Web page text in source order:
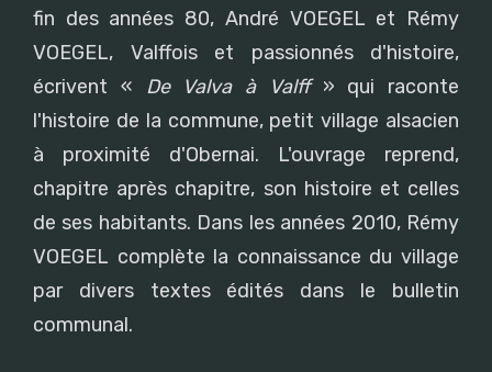
fin des années 80, André VOEGEL et Rémy
VOEGEL, Valffois et passionnés d'histoire,
écrivent « De Valva à Valff» qui raconte
l'histoire de la commune, petit village alsacien
à proximité d'Obernai. L'ouvrage reprend,
chapitre après chapitre, son histoire et celles
de ses habitants. Dans les années 2010, Rémy
VOEGEL complète la connaissance du village
par divers textes édités dans le bulletin
communal.